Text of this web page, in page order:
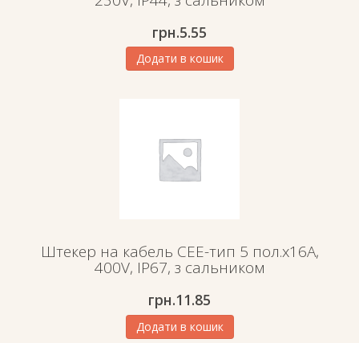
грн.5.55
Додати в кошик
Штекер на кабель СЕЕ-тип 5 пол.х16А,
400V, IP67, з сальником
грн.11.85
Додати в кошик